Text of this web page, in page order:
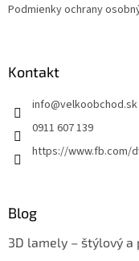
Podmienky ochrany
Kontakt
info@velkoobchod.sk
0911 607 139
https://www.fb.com/
Blog
3D lamely – štýlový a